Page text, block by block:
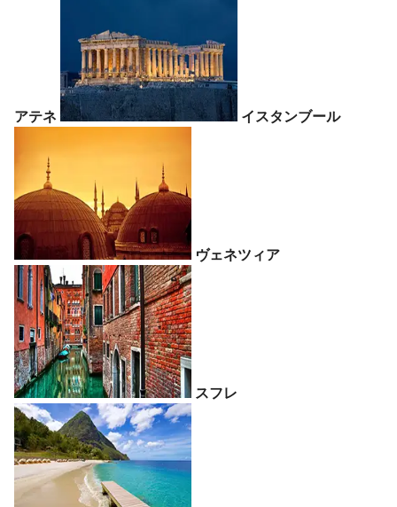
アテネ イスタンブール
ヴェネツィア
スフレ